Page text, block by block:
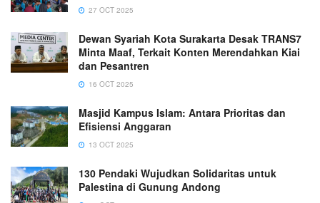
27 OCT 2025
Dewan Syariah Kota Surakarta Desak TRANS7
Minta Maaf, Terkait Konten Merendahkan Kiai
dan Pesantren
16 OCT 2025
Masjid Kampus Islam: Antara Prioritas dan
Efisiensi Anggaran
13 OCT 2025
130 Pendaki Wujudkan Solidaritas untuk
Palestina di Gunung Andong